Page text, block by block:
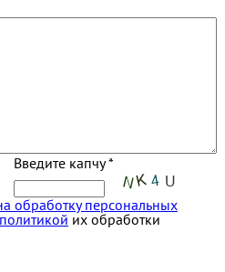
Введите капчу *
обработку персональных
политикой их обработки